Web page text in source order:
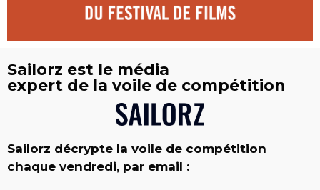
Sailorz est le média
expert de la voile de compétition
Sailorz décrypte la voile de compétition
chaque vendredi, par email :